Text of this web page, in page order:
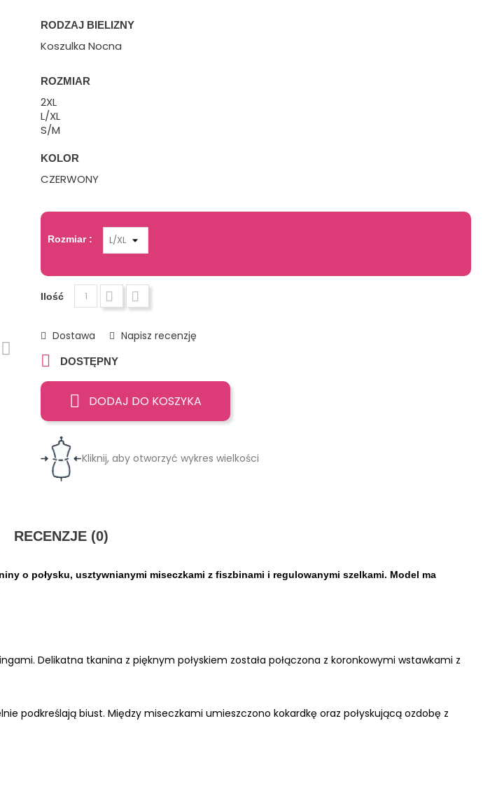
RODZAJ BIELIZNY
Koszulka Nocna
ROZMIAR
2XL
L/XL
S/M
KOLOR
CZERWONY
Rozmiar :
Ilość
Dostawa Napisz recenzję
 DOSTĘPNY
DODAJ DO KOSZYKA
Kliknij, aby otworzyć wykres wielkości
RECENZJE (0)
o połysku, usztywnianymi miseczkami z fiszbinami i regulowanymi szelkami. Model ma
Delikatna tkanina z pięknym połyskiem została połączona z koronkowymi wstawkami z
podkreślają biust. Między miseczkami umieszczono kokardkę oraz połyskującą ozdobę z